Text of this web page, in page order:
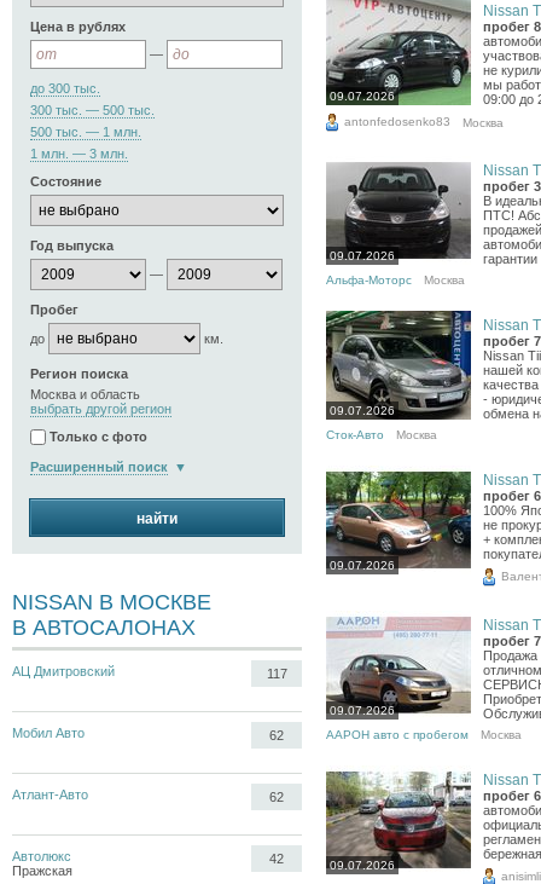
Цена в рублях
—
до 300 тыс.
300 тыс. — 500 тыс.
500 тыс. — 1 млн.
1 млн. — 3 млн.
Состояние
Год выпуска
—
Пробег
до
км.
Регион поиска
Москва и область
выбрать другой регион
Только с фото
Расширенный поиск
найти
NISSAN В МОСКВЕ
В АВТОСАЛОНАХ
АЦ Дмитровский 117
Мобил Авто 62
Атлант-Авто 62
Автолюкс
Пражская
42
09.07.2026
Nissan
пробег
не
мы
09:00 до
antonfedosenko83 Москва
09.07.2026
Nissan
пробег
В
ПТС!
Альфа-Моторс Москва
09.07.2026
Nissan
пробег
Nissan
нашей
-
обмена
Сток-Авто Москва
09.07.2026
Nissan
пробег
100%
не
+
09.07.2026
Nissan
пробег
Продажа
ААРОН авто с пробегом Москва
09.07.2026
Nissan
пробег